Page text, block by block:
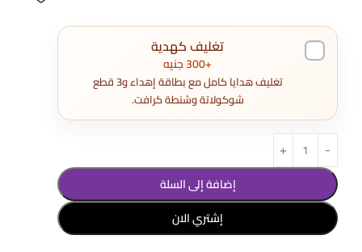
تغليف كهدية
+300 جنيه
تغليف هدايا كامل مع بطاقة إهداء و3 قطع
شوكولاتة وشنطة كرافت.
إضافة إلى السلة
إشتري الان